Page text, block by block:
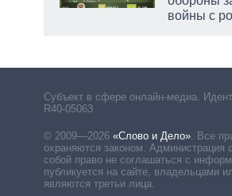
войны с
Субъект в сфере онлайн-медиа.
R40-05063
© 2009—2026 «Слово и Дело». Все
охраняются законом. Администрация
собой право не соглашаться с
публикуется на сайте, владельцами
являются третьи лица.